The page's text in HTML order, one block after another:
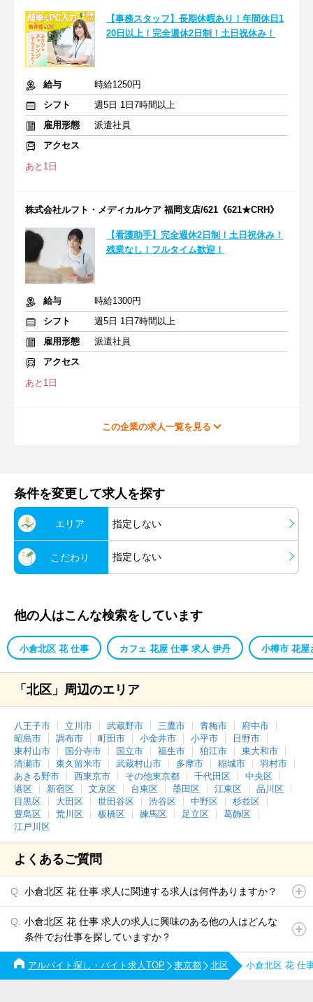
【事務スタッフ】長期休暇あり！年間休日1
20日以上！完全週休2日制！土日祝休み！
給与
時給1250円
シフト
週5日 1日7時間以上
雇用形態
派遣社員
アクセス
あと1日
株式会社ルフト・メディカルケア 福岡支店/621《621★CRH》
【看護助手】完全週休2日制！土日祝休み！
残業なし！フルタイム歓迎！
給与
時給1300円
シフト
週5日 1日7時間以上
雇用形態
派遣社員
アクセス
あと1日
この企業の求人一覧を見る
条件を変更して求人を探す
エリア 指定しない
こだわり 指定しない
他の人はこんな検索をしています
小倉北区 花 仕事 カフェ 花屋 仕事 求人 伊丹 小樽市 花屋
「北区」周辺のエリア
八王子市 立川市 武蔵野市 三鷹市 青梅市
府中市
昭島市
調布市 町田市 小金井市 小平市
日野市
東村山市
国分寺市 国立市 福生市 狛江市
東大和市
清瀬市
東久留米市 武蔵村山市 多摩市 稲城市
羽村市
あきる野市
西東京市 その他東京都 千代田区
中央区
港区
新宿区 文京区 台東区 墨田区 江東区
品川区
目黒区
大田区 世田谷区 渋谷区 中野区
杉並区
豊島区
荒川区 板橋区 練馬区 足立区
葛飾区
江戸川区
よくあるご質問
小倉北区 花 仕事 求人に関連する求人は何件ありますか？
小倉北区 花 仕事 求人の求人に興味のある他の人はどんな
条件でお仕事を探していますか？
アルバイト探し・バイト求人TOP 東京都 北区 小倉北区 花 仕